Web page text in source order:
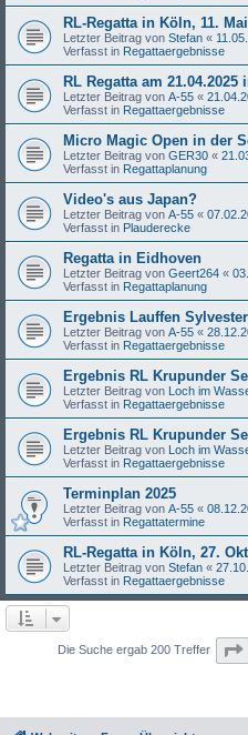
RL-Regatta in Köln, 11.
Letzter Beitrag von Stefan «
Verfasst in Regattaergebnisse
RL Regatta am
Letzter Beitrag von A-55 «
Verfasst in Regattaergebnisse
Micro Magic Open in der
Letzter Beitrag von GER30 «
Verfasst in Regattaplanung
Video's aus Japan?
Letzter Beitrag von A-55 «
Verfasst in Plauderecke
Regatta in Eidhoven
Letzter Beitrag von Geert264 «
Verfasst in Regattaplanung
Ergebnis Lauffen
Letzter Beitrag von A-55 «
Verfasst in Regattaergebnisse
Ergebnis RL Krupunder
Letzter Beitrag von Loch im
Verfasst in Regattaergebnisse
Ergebnis RL Krupunder
Letzter Beitrag von Loch im
Verfasst in Regattaergebnisse
Terminplan 2025
Letzter Beitrag von A-55 «
Verfasst in Regattatermine
RL-Regatta in Köln, 27.
Letzter Beitrag von Stefan «
Verfasst in Regattaergebnisse
Die Suche ergab 200 Treffer